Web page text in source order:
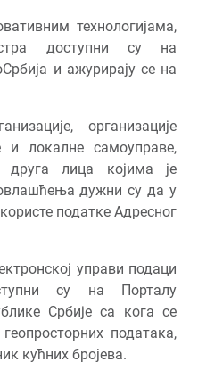
технологијама,
доступни су на
и ажурирају се на
организације
и локалне самоуправе,
друга лица којима је
дужни су да у
податке Адресног
управи подаци
су на Порталу
Србије са кога се
података,
кућних бројева.